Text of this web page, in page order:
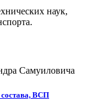
наук,
Самуиловича
состава, ВСП